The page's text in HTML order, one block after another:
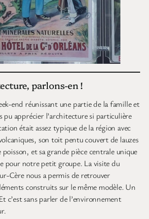
parlons-en !
end réunissant une partie de la famille et
pu apprécier l’architecture si particulière
était assez typique de la région avec
son toit pentu couvert de lauzes
poisson, et sa grande pièce centrale unique
pour notre petit groupe. La visite du
Cère nous a permis de retrouver
construits sur le même modèle. Un
c’est sans parler de l’environnement